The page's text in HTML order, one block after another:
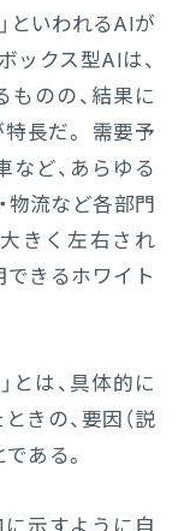
といわれるAIが
ックス型AIは、
のの、結果に
長だ。 需要予
など、あらゆる
物流など各部門
きく左右され
できるホワイト
とは、具体的に
きの、要因（説
ある。
に示すように自